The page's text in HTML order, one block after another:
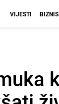
VIJESTI BIZNIS